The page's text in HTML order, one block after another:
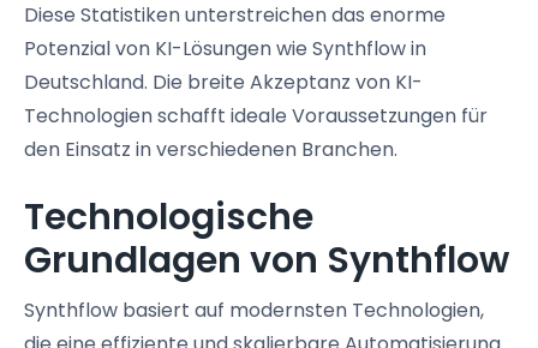
Diese Statistiken unterstreichen das enorme
Potenzial von KI-Lösungen wie Synthflow in
Deutschland. Die breite Akzeptanz von KI-
Technologien schafft ideale Voraussetzungen für
den Einsatz in verschiedenen Branchen.
Technologische
Grundlagen von Synthflow
Synthflow basiert auf modernsten Technologien,